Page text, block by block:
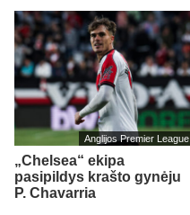
Anglijos Premier League
„Chelsea“ ekipa
pasipildys krašto gynėju
P. Chavarria